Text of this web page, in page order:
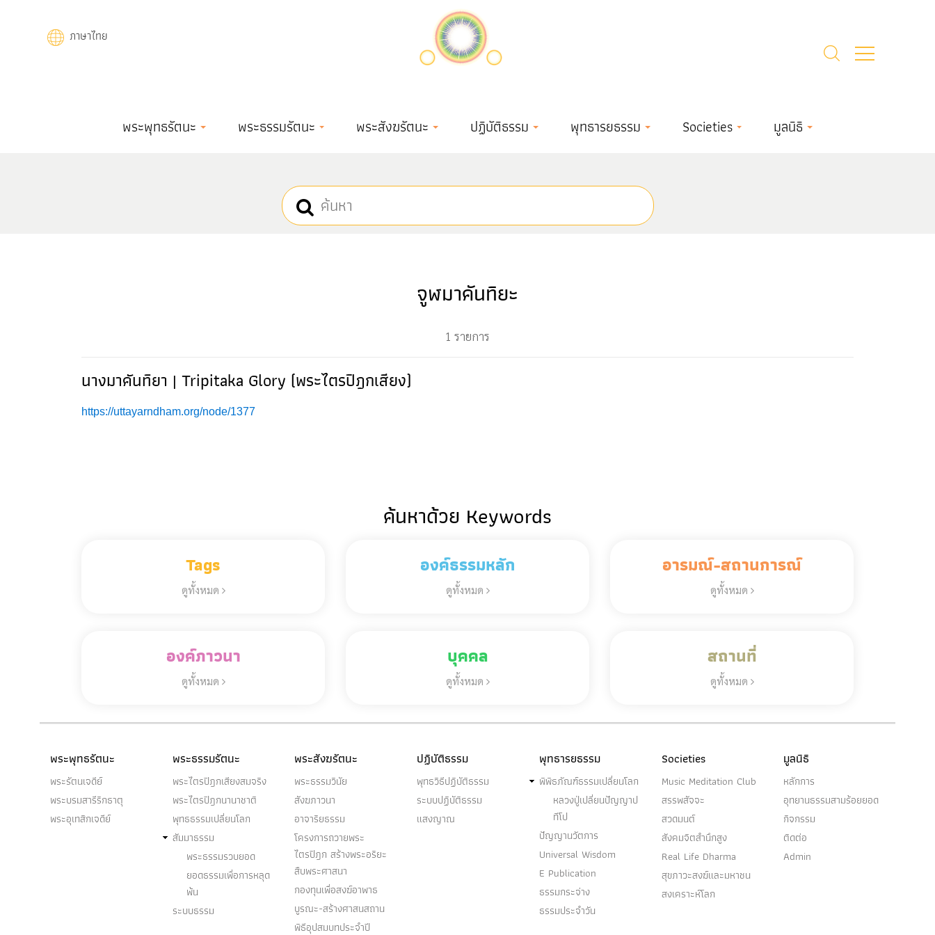
ภาษาไทย
navigationพระพุทธรัตนะ พระธรรมรัตนะ พระสังฆรัตนะ ปฏิบัติธรรม พุทธารยธรรม Societies มูลนิธิ
จูฬมาคันทิยะ
1 รายการ
นางมาคันทิยา | Tripitaka Glory (พระไตรปิฎกเสียง)
https://uttayarndham.org/node/1377
ค้นหาด้วย Keywords
Tags
ดูทั้งหมด
องค์ธรรมหลัก
ดูทั้งหมด
อารมณ์-สถานการณ์
ดูทั้งหมด
องค์ภาวนา
ดูทั้งหมด
บุคคล
ดูทั้งหมด
สถานที่
ดูทั้งหมด
พระพุทธรัตนะ
พระรัตนเจดีย์
พระบรมสารีริกธาตุ
พระอุเทสิกเจดีย์
พระธรรมรัตนะ
พระไตรปิฎกเสียงสมจริง
พระไตรปิฎกนานาชาติ
พุทธธรรมเปลี่ยนโลก
สัมมาธรรม
พระธรรมรวบยอด
ยอดธรรมเพื่อการหลุด
พ้น
ระบบธรรม
พระสังฆรัตนะ
พระธรรมวินัย
สังฆภาวนา
อาจาริยธรรม
โครงการถวายพระ
ไตรปิฎก สร้างพระอริยะ
สืบพระศาสนา
กองทุนเพื่อสงฆ์อาพาธ
บูรณะ-สร้างศาสนสถาน
พิธีอุปสมบทประจำปี
ปฏิบัติธรรม
พุทธวิธีปฏิบัติธรรม
ระบบปฏิบัติธรรม
แสงญาณ
พุทธารยธรรม
พิพิธภัณฑ์ธรรมเปลี่ยนโลก
หลวงปู่เปลี่ยนปัญญาป
ทีโป
ปัญญานวัตการ
Universal Wisdom
E Publication
ธรรมกระจ่าง
ธรรมประจำวัน
Societies
Music Meditation Club
สรรพสัจจะ
สวดมนต์
สังคมจิตสำนึกสูง
Real Life Dharma
สุขภาวะสงฆ์และมหาชน
สงเคราะห์โลก
มูลนิธิ
หลักการ
อุทยานธรรมสามร้อยยอด
กิจกรรม
ติดต่อ
Admin